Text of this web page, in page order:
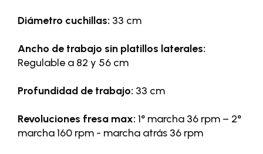
Diámetro cuchillas: 33 cm
Ancho de trabajo sin platillos laterales:
Regulable a 82 y 56 cm
Profundidad de trabajo: 33 cm
Revoluciones fresa max: 1° marcha 36 rpm – 2°
marcha 160 rpm - marcha atrás 36 rpm